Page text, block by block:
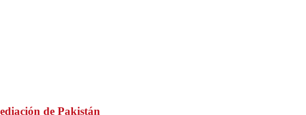
de Pakistán